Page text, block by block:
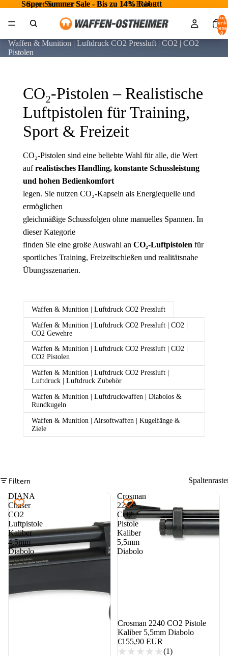
Super Summer Sale - Bis zu 14% Rabatt
Super Summer Sale - Bis zu 14% Rabatt
0
Waffen & Munition | Luftdruck CO2 Pressluft | CO2 | CO2
Pistolen
CO₂-Pistolen – Realistische
Luftpistolen für Training,
Sport & Freizeit
CO₂-Pistolen sind eine beliebte Wahl für alle, die Wert
aufrealistisches Handling, konstante Schussleistung
und hohen Bedienkomfort
legen. Sie nutzen CO₂-Kapseln als Energiequelle und
ermöglichen
gleichmäßige Schussfolgen ohne manuelles Spannen. In
dieser Kategorie
finden Sie eine große Auswahl an CO₂-Luftpistolenfür
sportliches Training, Freizeitschießen und realitätsnahe
Übungsszenarien.
Waffen & Munition | Luftdruck CO2 Pressluft
Waffen & Munition | Luftdruck CO2 Pressluft | CO2 |
CO2 Gewehre
Waffen & Munition | Luftdruck CO2 Pressluft | CO2 |
CO2 Pistolen
Waffen & Munition | Luftdruck CO2 Pressluft |
Luftdruck | Luftdruck Zubehör
Waffen & Munition | Luftdruckwaffen | Diabolos &
Rundkugeln
Waffen & Munition | Airsoftwaffen | Kugelfänge &
Ziele
Filtern
DIANA
Chaser
CO2
Luftpistole
Kaliber
4,5mm
Diabolo
Crosman
2240
CO2
Pistole
Kaliber
5,5mm
Diabolo
Crosman 2240 CO2 Pistole
Kaliber 5,5mm Diabolo
€155,90 EUR
(1)